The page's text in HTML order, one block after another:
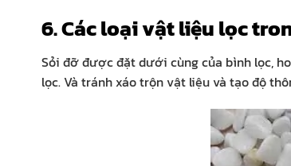
6. Các loại vật liệu lọc
Sỏi đỡ được đặt dưới cùng của bình lọc,
lọc. Và tránh xáo trộn vật liệu và tạo độ